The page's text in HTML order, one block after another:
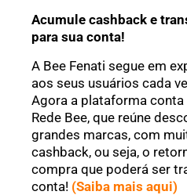
Acumule cashback e
para sua conta!
A Bee Fenati segue em
aos seus usuários cada
Agora a plataforma
Rede Bee, que reúne
grandes marcas, com
cashback, ou seja, o
compra que poderá ser
conta! (Saiba mais aqui)